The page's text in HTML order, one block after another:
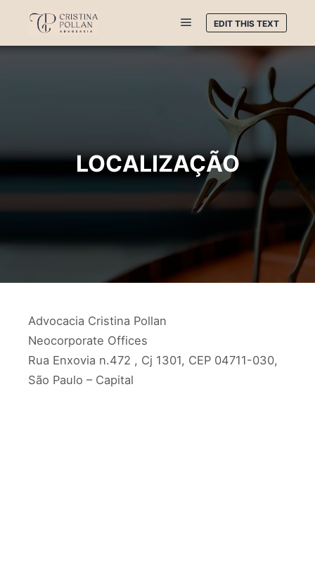
EDIT THIS TEXT
LOCALIZAÇÃO
Advocacia Cristina Pollan
Neocorporate Offices
Rua Enxovia n.472 , Cj 1301, CEP 04711-030,
São Paulo – Capital